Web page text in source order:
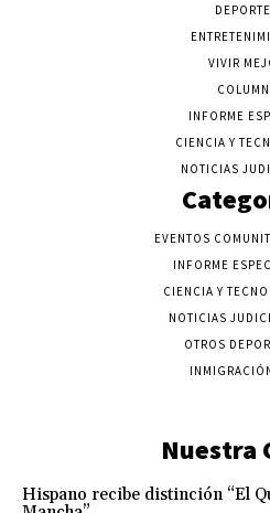
VIVIR
INFORME
CIENCIA Y
NOTICIAS
EVENTOS
INFORME
CIENCIA Y
NOTICIAS
OTROS
Nuestra
Hispano recibe distinción “El